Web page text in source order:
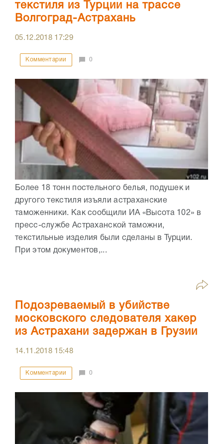
текстиля из Турции на трассе
Волгоград-Астрахань
05.12.2018 17:29
Комментарии 0
Более 18 тонн постельного белья, подушек и
другого текстиля изъяли астраханские
таможенники. Как сообщили ИА «Высота 102» в
пресс-службе Астраханской таможни,
текстильные изделия были сделаны в Турции.
При этом документов,...
Подозреваемый в убийстве
московского следователя хакер
из Астрахани задержан в Грузии
14.11.2018 15:48
Комментарии 0